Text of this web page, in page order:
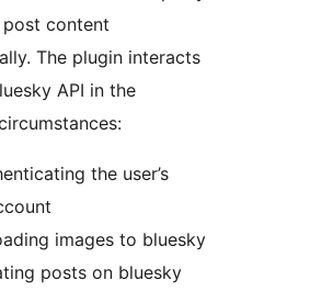
content
The plugin interacts
API in the
the user’s
images to bluesky
posts on bluesky